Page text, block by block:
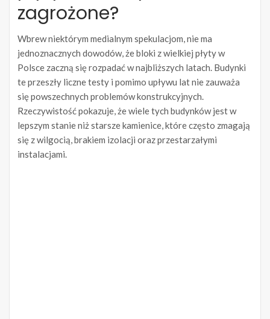
zagrożone?
Wbrew niektórym medialnym spekulacjom, nie ma
jednoznacznych dowodów, że bloki z wielkiej płyty w
Polsce zaczną się rozpadać w najbliższych latach. Budynki
te przeszły liczne testy i pomimo upływu lat nie zauważa
się powszechnych problemów konstrukcyjnych.
Rzeczywistość pokazuje, że wiele tych budynków jest w
lepszym stanie niż starsze kamienice, które często zmagają
się z wilgocią, brakiem izolacji oraz przestarzałymi
instalacjami.